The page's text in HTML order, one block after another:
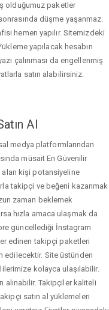
olduğumuz paketler
düşme yaşanmaz.
hemen yapılır. Sitemizdeki
yapılacak hesabın
çalınması da engellenmiş
satın alabilirsiniz.
Al
medya platformlarından
müsait En Güvenilir
alan kişi potansiyeline
takipçi ve beğeni kazanmak
zaman beklemek
hızla amaca ulaşmak da
güncellediği İnstagram
edinen takipçi paketleri
edilecektir. Site üstünden
kolayca ulaşılabilir.
alınabilir. Takipçiler kaliteli
satın al yüklemeleri